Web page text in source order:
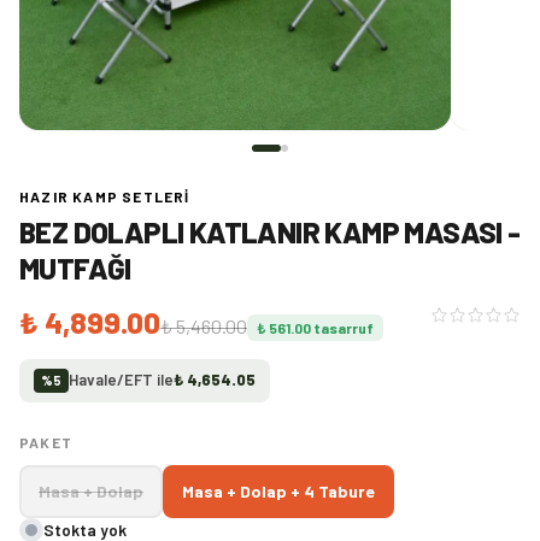
HAZIR KAMP SETLERI
BEZ DOLAPLI KATLANIR KAMP MASASI -
MUTFAĞI
₺ 4,899.00₺ 5,460.00 ₺ 561.00 tasarruf
%5 Havale/EFT ile₺ 4,654.05
PAKET
Masa + Dolap
Masa + Dolap + 4 Tabure
Stokta yok